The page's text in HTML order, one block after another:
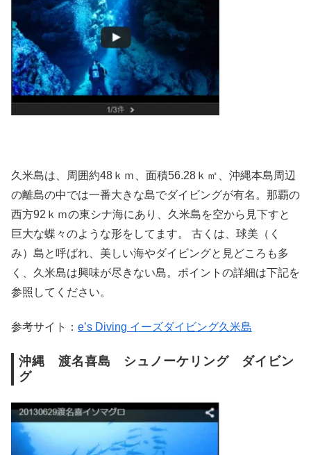
久米島は、周囲約48ｋｍ、面積56.28ｋ㎡、沖縄本島周辺
の離島の中では一番大きな島でダイビングが有名。那覇の
西方92ｋｍの東シナ海にあり、久米島を空から見下すと
巨大な蝶々のような形をしてます。 古くは、球美（く
み）島と呼ばれ、美しい海やダイビングと見どころも多
く、久米島は興味が尽きない島。ポイントの詳細は下記を
参照してください。
参考サイト： e’s Diving イーズダイビング久米島
沖縄 渡名喜島 シュノーケリング ダイビン
グ